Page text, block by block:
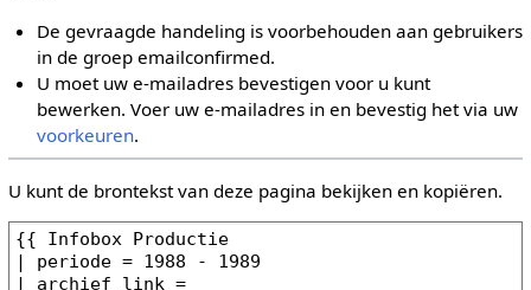
De gevraagde handeling is voorbehouden aan gebruikers
in de groep emailconfirmed.
U moet uw e-mailadres bevestigen voor u kunt
bewerken. Voer uw e-mailadres in en bevestig het via uw
voorkeuren.
U kunt de brontekst van deze pagina bekijken en kopiëren.